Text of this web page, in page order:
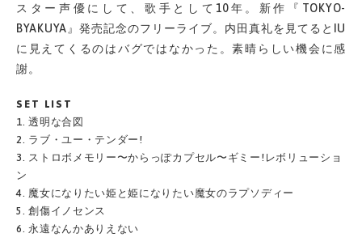
スター声優にして、歌手として10年。新作『TOKYO-
BYAKUYA』発売記念のフリーライブ。内田真礼を見てるとIU
に見えてくるのはバグではなかった。素晴らしい機会に感
謝。
SET LIST
1. 透明な合図
2. ラブ・ユー・テンダー!
3. ストロボメモリー〜からっぽカプセル〜ギミー!レボリューショ
ン
4. 魔女になりたい姫と姫になりたい魔女のラプソディー
5. 創傷イノセンス
6. 永遠なんかありえない